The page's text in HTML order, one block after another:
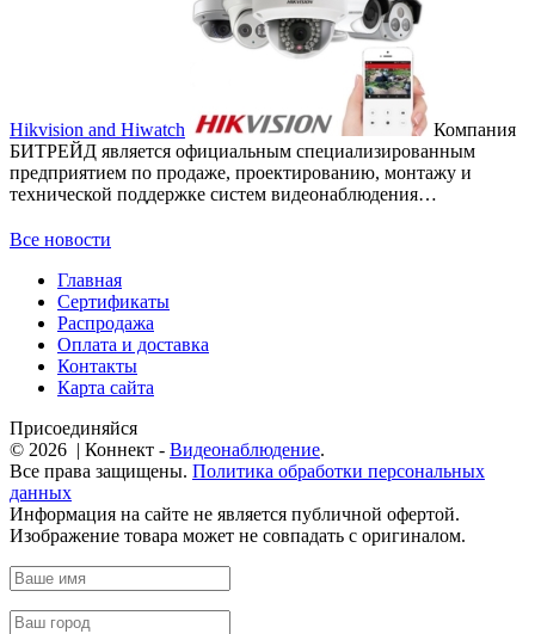
Hikvision and Hiwatch
Компания
БИТРЕЙД является официальным специализированным
предприятием по продаже, проектированию, монтажу и
технической поддержке систем видеонаблюдения…
Все новости
Главная
Сертификаты
Распродажа
Оплата и доставка
Контакты
Карта сайта
Присоединяйся
© 2026 | Коннект - Видеонаблюдение.
Все права защищены. Политика обработки персональных
данных
Информация на сайте не является публичной офертой.
Изображение товара может не совпадать с оригиналом.